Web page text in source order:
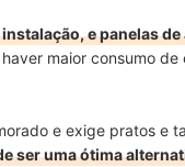
e panelas
maior consumo
e exige pratos e
ser uma ótima